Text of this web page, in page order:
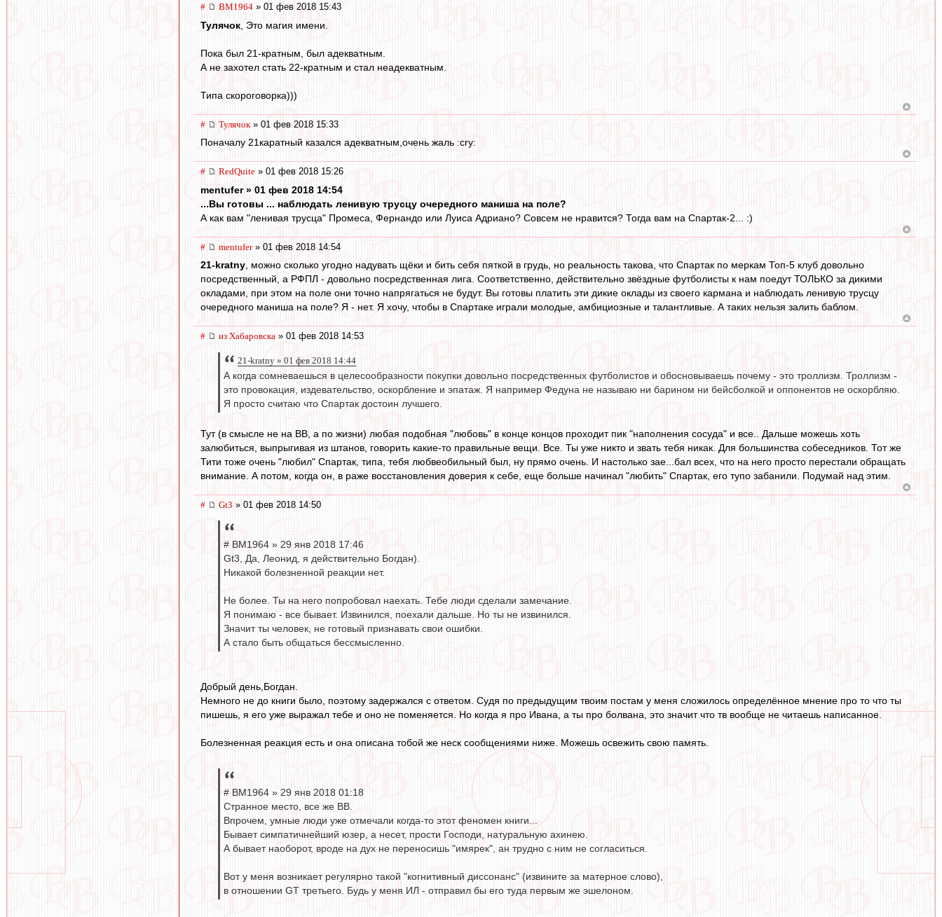
# BM1964 » 01 фев 2018 15:43
Тулячок , Это магия имени.
Пока был 21-кратным, был адекватным.
А не захотел стать 22-кратным и стал неадекватным.
Типа скороговорка)))
# Тулячок » 01 фев 2018 15:33
Поначалу 21каратный казался адекватным,очень жаль :cry:
# RedQuite » 01 фев 2018 15:26
mentufer » 01 фев 2018 14:54
...Вы готовы ... наблюдать ленивую трусцу очередного маниша на поле?
А как вам "ленивая трусца" Промеса, Фернандо или Луиса Адриано? Совсем не нравится? Тогда вам на Спартак-2... :)
# mentufer» 01 фев 2018 14:54
21-kratny, можно сколько угодно надувать щёки и бить себя пяткой в грудь, но реальность такова, что Спартак по меркам Топ-5 клуб довольно
посредственный, а РФПЛ - довольно посредственная лига. Соответственно, действительно звёздные футболисты к нам поедут ТОЛЬКО за дикими
окладами, при этом на поле они точно напрягаться не будут. Вы готовы платить эти дикие оклады из своего кармана и наблюдать ленивую трусцу
очередного маниша на поле? Я - нет. Я хочу, чтобы в Спартаке играли молодые, амбициозные и талантливые. А таких нельзя залить баблом.
# из Хабаровска » 01 фев 2018 14:53
21-kratny » 01 фев 2018 14:44
А когда сомневаешься в целесообразности покупки довольно посредственных футболистов и обосновываешь почему - это троллизм. Троллизм -
это провокация, издевательство, оскорбление и эпатаж. Я например Федуна не называю ни барином ни бейсболкой и оппонентов не оскорбляю.
Я просто считаю что Спартак достоин лучшего.
Тут (в смысле не на ВВ, а по жизни) любая подобная "любовь" в конце концов проходит пик "наполнения сосуда" и все.. Дальше можешь хоть
залюбиться, выпрыгивая из штанов, говорить какие-то правильные вещи. Все. Ты уже никто и звать тебя никак. Для большинства собеседников. Тот же
Тити тоже очень "любил" Спартак, типа, тебя любвеобильный был, ну прямо очень. И настолько зае...бал всех, что на него просто перестали обращать
внимание. А потом, когда он, в раже восстановления доверия к себе, еще больше начинал "любить" Спартак, его тупо забанили. Подумай над этим.
# Gt3 » 01 фев 2018 14:50
# BM1964 » 29 янв 2018 17:46
Gt3, Да, Леонид, я действительно Богдан).
Никакой болезненной реакции нет.
Не более. Ты на него попробовал наехать. Тебе люди сделали замечание.
Я понимаю - все бывает. Извинился, поехали дальше. Но ты не извинился.
Значит ты человек, не готовый признавать свои ошибки.
А стало быть общаться бессмысленно.
Добрый день,Богдан.
Немного не до книги было, поэтому задержался с ответом. Судя по предыдущим твоим постам у меня сложилось определённое мнение про то что ты
пишешь, я его уже выражал тебе и оно не поменяется. Но когда я про Ивана, а ты про болвана, это значит что тв вообще не читаешь написанное.
Болезненная реакция есть и она описана тобой же неск сообщениями ниже. Можешь освежить свою память.
# BM1964 » 29 янв 2018 01:18
Странное место, все же ВВ.
Впрочем, умные люди уже отмечали когда-то этот феномен книги...
Бывает симпатичнейший юзер, а несет, прости Господи, натуральную ахинею.
А бывает наоборот, вроде на дух не переносишь "имярек", ан трудно с ним не согласиться.
Вот у меня возникает регулярно такой "когнитивный диссонанс" (извините за матерное слово),
в отношении GT третьего. Будь у меня ИЛ - отправил бы его туда первым же эшелоном.